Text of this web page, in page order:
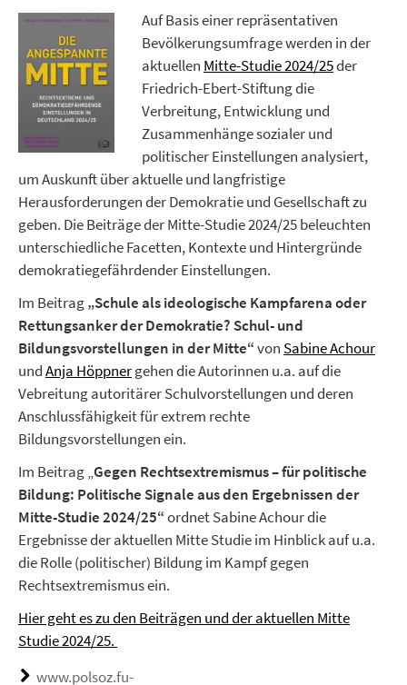
Auf Basis einer repräsentativen
Bevölkerungsumfrage werden in der
aktuellen Mitte-Studie 2024/25der
Friedrich-Ebert-Stiftung die
Verbreitung, Entwicklung und
Zusammenhänge sozialer und
politischer Einstellungen analysiert,
um Auskunft über aktuelle und langfristige
Herausforderungen der Demokratie und Gesellschaft zu
geben. Die Beiträge der Mitte-Studie 2024/25 beleuchten
unterschiedliche Facetten, Kontexte und Hintergründe
demokratiegefährdender Einstellungen.
Im Beitrag„Schule als ideologische Kampfarena oder
Rettungsanker der Demokratie? Schul- und
Bildungsvorstellungen in der Mitte“von Sabine Achour
undAnja Höppnergehen die Autorinnen u.a. auf die
Vebreitung autoritärer Schulvorstellungen und deren
Anschlussfähigkeit für extrem rechte
Bildungsvorstellungen ein.
Im Beitrag „Gegen Rechtsextremismus – für politische
Bildung: Politische Signale aus den Ergebnissen der
Mitte-Studie 2024/25“ordnet Sabine Achour die
Ergebnisse der aktuellen Mitte Studie im Hinblick auf u.a.
die Rolle (politischer) Bildung im Kampf gegen
Rechtsextremismus ein.
Hier geht es zu den Beiträgen und der aktuellen Mitte
Studie 2024/25.
www.polsoz.fu-